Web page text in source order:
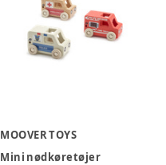
MOOVER TOYS
Mini nødkøretøjer